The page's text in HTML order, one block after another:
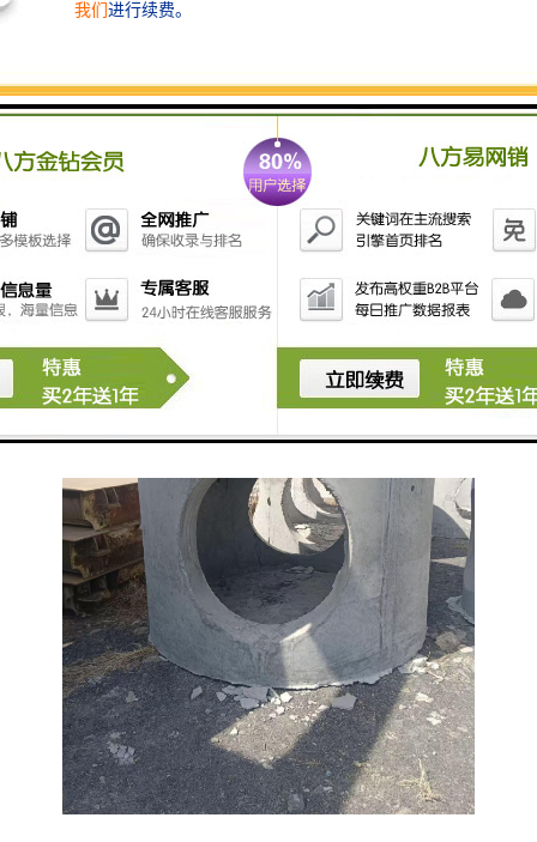
检查井：保障排水系统畅通无阻
在排水系统中，检查井扮演着至关重要的角色。它们通
过和沉淀污水中的杂质，防止了排水管道的堵塞和破
损，确保了排水系统的畅通无阻。